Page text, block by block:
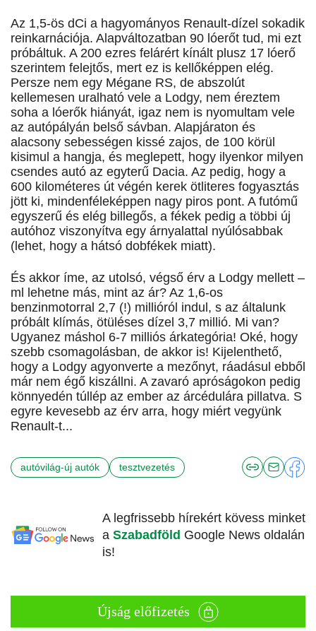
Az 1,5-ös dCi a hagyományos Renault-dízel sokadik
reinkarnációja. Alapváltozatban 90 lóerőt tud, mi ezt
próbáltuk. A 200 ezres felárért kínált plusz 17 lóerő
szerintem felejtős, mert ez is kellőképpen elég.
Persze nem egy Mégane RS, de abszolút
kellemesen uralható vele a Lodgy, nem éreztem
soha a lóerők hiányát, igaz nem is nyomultam vele
az autópályán belső sávban. Alapjáraton és
alacsony sebességen kissé zajos, de 100 körül
kisimul a hangja, és meglepett, hogy ilyenkor milyen
csendes autó az egyterű Dacia. Az pedig, hogy a
600 kilométeres út végén kerek ötliteres fogyasztás
jött ki, mindenféleképpen nagy piros pont. A futómű
egyszerű és elég billegős, a fékek pedig a többi új
autóhoz viszonyítva egy árnyalattal nyúlósabbak
(lehet, hogy a hátsó dobfékek miatt).
És akkor íme, az utolsó, végső érv a Lodgy mellett –
ml lehetne más, mint az ár? Az 1,6-os
benzinmotorral 2,7 (!) millióról indul, s az általunk
próbált klímás, ötüléses dízel 3,7 millió. Mi van?
Ugyanez máshol 6-7 milliós árkategória! Oké, hogy
szebb csomagolásban, de akkor is! Kijelenthető,
hogy a Lodgy agyonverte a mezőnyt, ráadásul ebből
már nem égő kiszállni. A zavaró apróságokon pedig
könnyedén túllép az ember az árcédulára pillatva. S
egyre kevesebb az érv arra, hogy miért vegyünk
Renault-t...
autóvilág-új autók tesztvezetés
A legfrissebb hírekért kövess minket
a Szabadföld Google News oldalán
is!
Újság előfizetés